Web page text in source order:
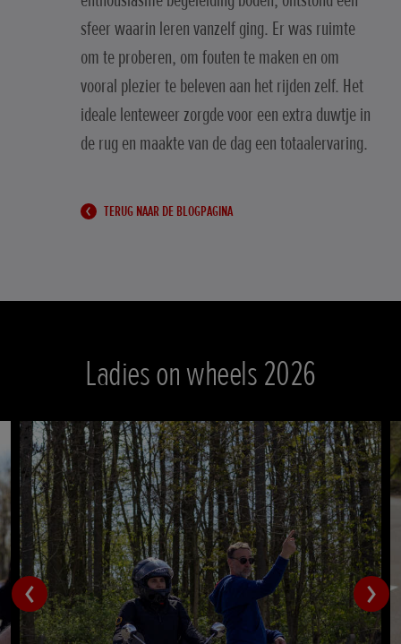
sfeer waarin leren vanzelf ging. Er was ruimte
om te proberen, om fouten te maken en om
vooral plezier te beleven aan het rijden zelf. Het
ideale lenteweer zorgde voor een extra duwtje in
de rug en maakte van de dag een totaalervaring.
TERUG NAAR DE BLOGPAGINA
Ladies on wheels 2026